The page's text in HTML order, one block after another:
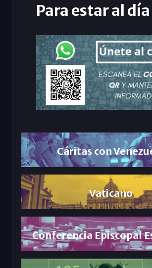
Para estar al día
Cáritas con
Vaticano
Conferencia Episcopal